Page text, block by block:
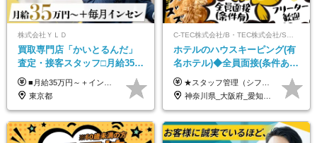
株式会社ＹＬＤ
買取専⾨店「かいとるんだ」
査定・接客スタッフ□⽉給35万
円以上＋毎⽉インセン□年休
120日以上□土日休み
■月給35万円～＋インセンティブ＋各種手当 ※固定残業代（月45時間分87,600円～）を含む。超過した場合は別途残業代を支給いたします ※経験・年齢などを考慮の上、決定します ※試用期間3ヶ月あり（待遇に変動なし）
東京都
ホテルのハウスキーピング(有
名ホテル)◆全員面接(条件あ
り)◆未経験OK◆リゾート地
も選べる◆月25万円
★スタッフ管理（シフト調整など）の経験があれば【月給28万円以上】 ★賞与支給実績：基本給の2ヶ月分～3ヶ月分 ＝＝ライフスタイルに合わせて働き方を選べます＝＝ ■正社員 ＜未経験者＞月給25万円(寮なしの場合)～35万円＋賞与年2回 ＜経験者＞月給28万円～35万円＋賞与年2回 ※寮をご利用の場合は月給22万円～ ※経験やスキルに応じて決定します ※残業代全額支給 ※試用期間（3ヶ月間）中の雇用形態や待遇に差異はありません ※正社員の場合、転勤の可能性あり ■契約社員 月給22万円～＋残業代全額支給 ※契約社員の場合、賞与の支給および転勤の可能性はありません ※勤務時間や勤務日数の希望があればご相談に応じます ※試用期間なし ※契約の更新 有(勤務状況により判断する) 更新上限 有(通算契約期間の上限 1年/更新回数の上限 なし)
神奈川県_大阪府_愛知県_北海道_兵庫県_京都府_広島県_福岡県_大分県_宮崎県_鹿児島県_沖縄県